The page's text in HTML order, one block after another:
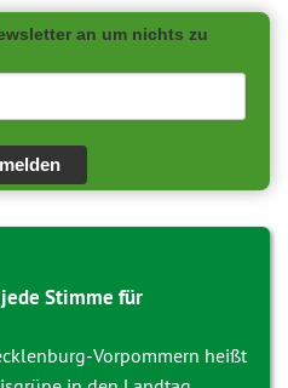
an um nichts zu
Stimme für
Vorpommern heißt